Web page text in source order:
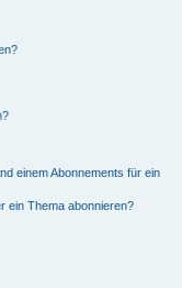
einem Abonnements für ein
ein Thema abonnieren?